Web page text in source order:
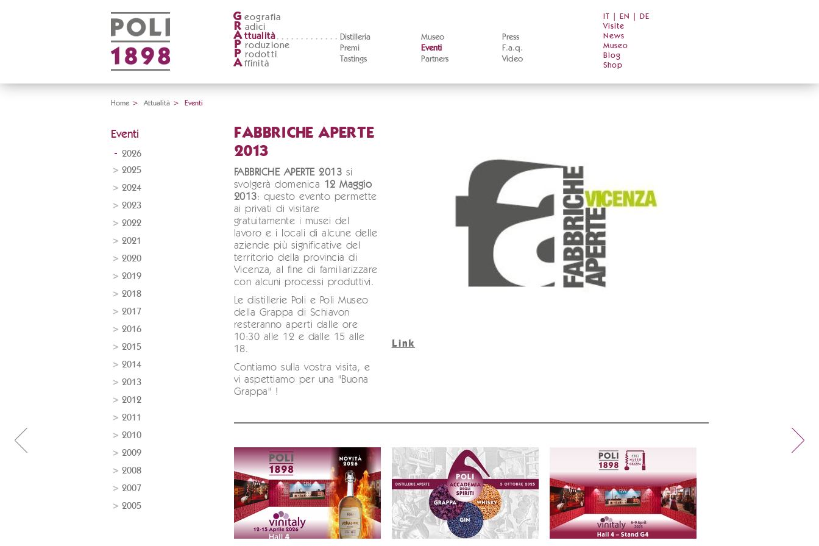
G eografia
R adici
A ttualità
Distilleria
Premi
Tastings
Museo
Eventi
Partners
Press
F.a.q.
Video
P roduzione
P rodotti
A ffinità
IT EN
DE
Visite
News
Museo
Blog
Shop
Home > Attualità > Eventi
Eventi
2026
2025
2024
2023
2022
2021
2020
2019
2018
2017
2016
2015
2014
2013
2012
2011
2010
2009
2008
2007
2005
FABBRICHE APERTE
2013
FABBRICHE APERTE 2013 si
svolgerà domenica 12 Maggio
2013: questo evento permette
ai privati di visitare
gratuitamente i musei del
lavoro e i locali di alcune delle
aziende più significative del
territorio della provincia di
Vicenza, al fine di familiarizzare
con alcuni processi produttivi.
Le distillerie Poli e Poli Museo
della Grappa di Schiavon
resteranno aperti dalle ore
10:30 alle 12 e dalle 15 alle
18.
Contiamo sulla vostra visita, e
vi aspettiamo per una "Buona
Grappa" !
Link